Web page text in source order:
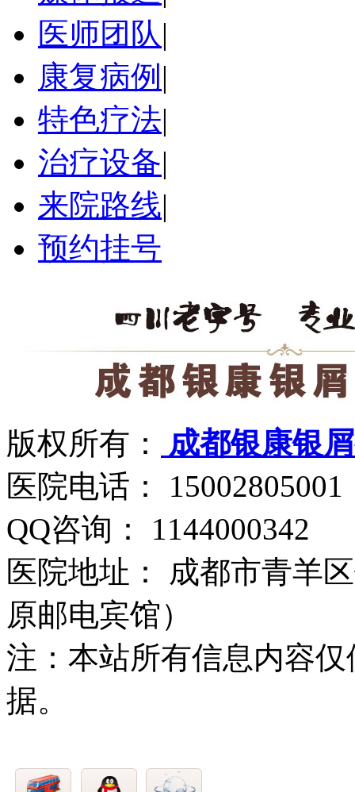
医师团队|
康复病例 |
特色疗法|
治疗设备|
来院路线|
预约挂号
版权所有：
成都银康银
医院电话： 15002805001
QQ咨询： 1144000342
医院地址： 成都市青羊
原邮电宾馆）
注：本站所有信息内容
据。